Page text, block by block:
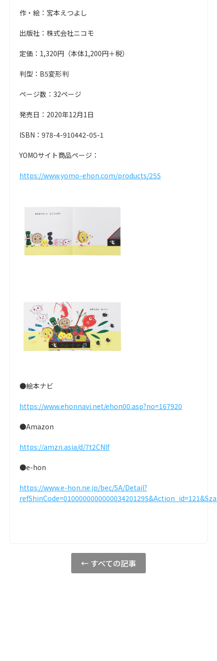
作・絵：宮本えつよし
出版社：株式会社ニコモ
定価：1,320円（本体1,200円＋税）
判型：B5変形判
ページ数：32ページ
発売日：2020年12月1日
ISBN：978-4-910442-05-1
YOMOサイト商品ページ：
https://www.yomo-ehon.com/products/255
●絵本ナビ
https://www.ehonnavi.net/ehon00.asp?no=167920
●Amazon
https://amzn.asia/d/7t2CNlf
●e-hon
https://www.e-hon.ne.jp/bec/SA/Detail?
← すべての記事